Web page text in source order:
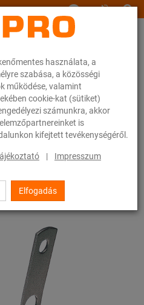
használata, a
szabása, a közösségi
működése, valamint
cookie-kat (sütiket)
számunkra, akkor
is
kifejtett tevékenységéről.
| Impresszum
Elfogadás
Szerelési anyagok